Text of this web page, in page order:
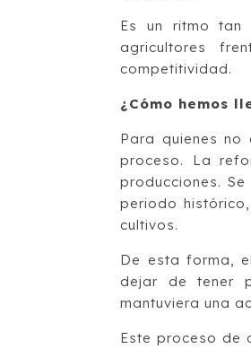
Es un ritmo tan
agricultores
competitividad.
¿Cómo hemos
Para quienes no
proceso. La
producciones.
periodo
cultivos.
De esta forma,
dejar de tener
mantuviera una
Este proceso de